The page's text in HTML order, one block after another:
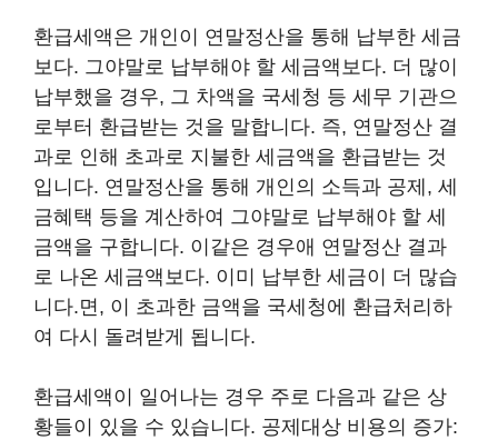
환급세액은 개인이 연말정산을 통해 납부한 세금
보다. 그야말로 납부해야 할 세금액보다. 더 많이
납부했을 경우, 그 차액을 국세청 등 세무 기관으
로부터 환급받는 것을 말합니다. 즉, 연말정산 결
과로 인해 초과로 지불한 세금액을 환급받는 것
입니다. 연말정산을 통해 개인의 소득과 공제, 세
금혜택 등을 계산하여 그야말로 납부해야 할 세
금액을 구합니다. 이같은 경우애 연말정산 결과
로 나온 세금액보다. 이미 납부한 세금이 더 많습
니다.면, 이 초과한 금액을 국세청에 환급처리하
여 다시 돌려받게 됩니다.
환급세액이 일어나는 경우 주로 다음과 같은 상
황들이 있을 수 있습니다. 공제대상 비용의 증가: